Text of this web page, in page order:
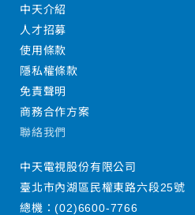
中天介紹
人才招募
使用條款
隱私權條款
免責聲明
商務合作方案
聯絡我們
中天電視股份有限公司
臺北市內湖區民權東路六段25號
總機：(02)6600-7766